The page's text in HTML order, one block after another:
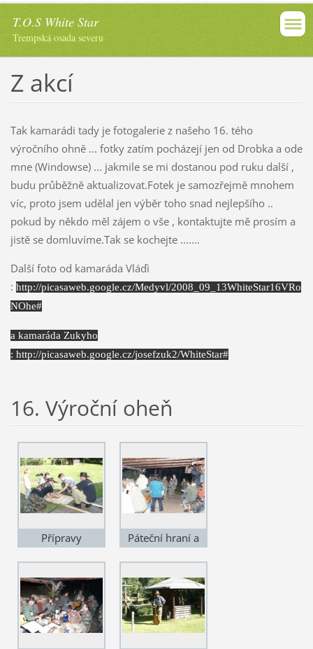
T.O.S White Star
Trempská osada severu
Z akcí
Tak kamarádi tady je fotogalerie z našeho 16. tého
výročního ohně ... fotky zatím pocházejí jen od Drobka a ode
mne (Windowse) ... jakmile se mi dostanou pod ruku další ,
budu průběžně aktualizovat.Fotek je samozřejmě mnohem
víc, proto jsem udělal jen výběr toho snad nejlepšího ..
pokud by někdo měl zájem o vše , kontaktujte mě prosím a
jistě se domluvíme.Tak se kochejte .......
Další foto od kamaráda Vláďi
: http://picasaweb.google.cz/Medyvl/2008_09_13WhiteStar16VRo
NOhe#
a kamaráda Zukyho
: http://picasaweb.google.cz/josefzuk2/WhiteStar#
16. Výroční oheň
Přípravy
Páteční hraní a